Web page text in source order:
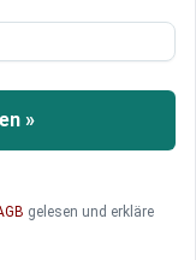
Busunfall
»
gelesen und erkläre